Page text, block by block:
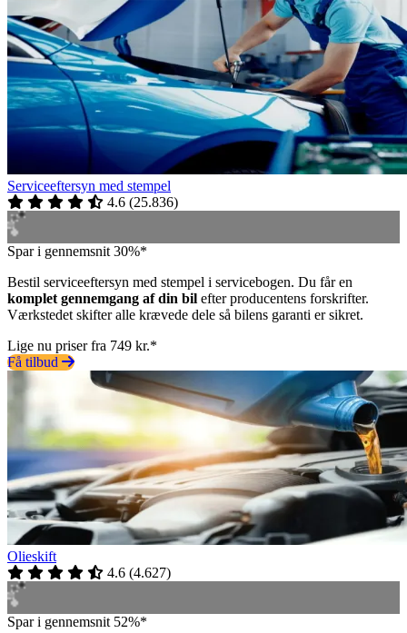
Serviceeftersyn med stempel
4.6 (25.836)
Spar i gennemsnit 30%*
Bestil serviceeftersyn med stempel i servicebogen. Du får en
komplet gennemgang af din bil efter producentens forskrifter.
Værkstedet skifter alle krævede dele så bilens garanti er sikret.
Lige nu priser fra 749 kr.*
Få tilbud
Olieskift
4.6 (4.627)
Spar i gennemsnit 52%*